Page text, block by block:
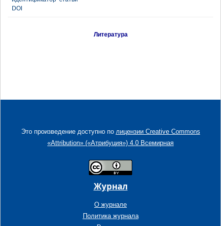
DOI
Литература
Это произведение доступно по лицензии Creative Commons
«Attribution» («Атрибуция») 4.0 Всемирная
Журнал
О журнале
Политика журнала